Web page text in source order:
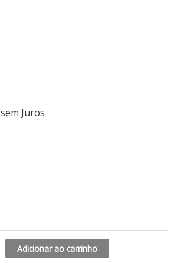
sem Juros
Adicionar ao carrinho